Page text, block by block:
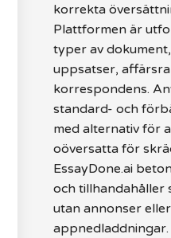
korrekta
Plattformen är
typer av
uppsatser,
korrespondens.
standard- och
med alternativ för
oöversatta för
EssayDone.ai
och tillhandahåller
utan annonser
appnedladdningar.